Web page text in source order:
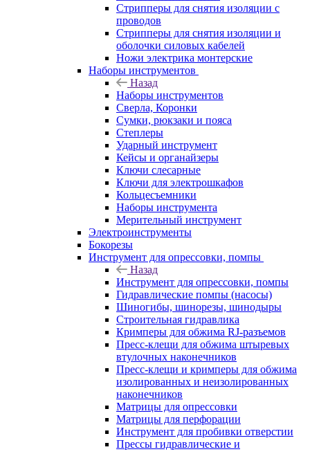
Cтрипперы для снятия изоляции с
проводов
Стрипперы для снятия изоляции и
оболочки силовых кабелей
Ножи электрика монтерские
Наборы инструментов
Назад
Наборы инструментов
Сверла, Коронки
Сумки, рюкзаки и пояса
Степлеры
Ударный инструмент
Кейсы и органайзеры
Ключи слесарные
Ключи для электрошкафов
Кольцесъемники
Наборы инструмента
Мерительный инструмент
Электроинструменты
Бокорезы
Инструмент для опрессовки, помпы
Назад
Инструмент для опрессовки, помпы
Гидравлические помпы (насосы)
Шиногибы, шинорезы, шинодыры
Строительная гидравлика
Кримперы для обжима RJ-разъемов
Пресс-клещи для обжима штыревых
втулочных наконечников
Пресс-клещи и кримперы для обжима
изолированных и неизолированных
наконечников
Матрицы для опрессовки
Матрицы для перфорации
Инструмент для пробивки отверстии
Прессы гидравлические и